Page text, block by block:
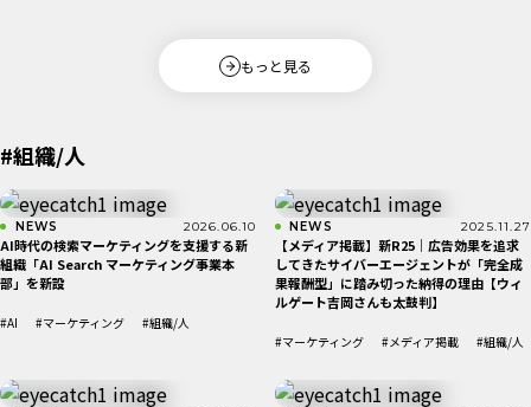
もっと見る
#組織/人
NEWS 2026.06.10
AI時代の検索マーケティングを支援する新
組織「AI Search マーケティング事業本
部」を新設
#AI #マーケティング #組織/人
NEWS 2025.11.27
【メディア掲載】新R25｜広告効果を追求
してきたサイバーエージェントが「完全成
果報酬型」に踏み切った納得の理由【ウィ
ルゲート吉岡さんも太鼓判】
#マーケティング #メディア掲載 #組織/人